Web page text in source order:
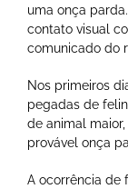
uma onça
contato visual
comunicado do
Nos primeiros
pegadas de
de animal
provável onça
A ocorrência de